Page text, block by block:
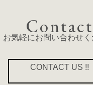
Contact
お気軽にお問い合わせ
CONTACT US !!